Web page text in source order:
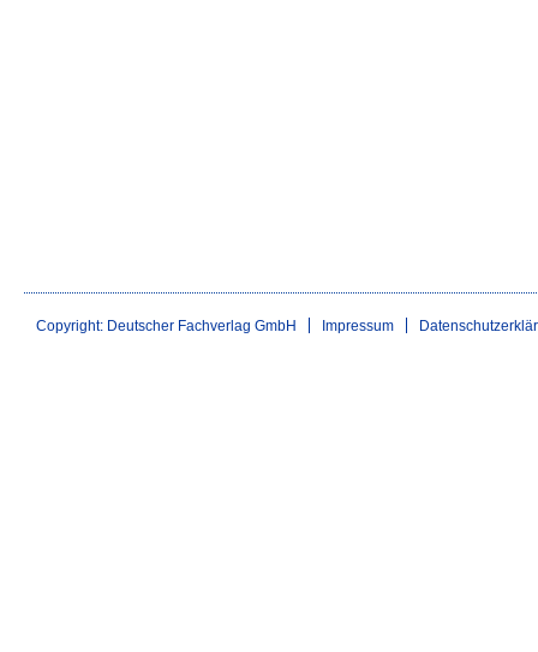
Copyright: Deutscher Fachverlag GmbH Impressum